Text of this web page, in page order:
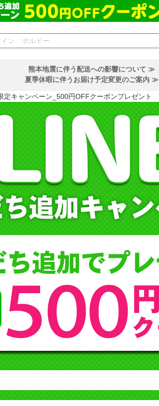
熊本地震に伴う配送への影響について ≫
夏季休暇に伴うお届け予定変更のご案内 ≫
定キャンペーン_500円OFFクーポンプレゼント